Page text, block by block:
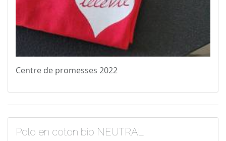
Centre de promesses 2022
Polo en coton bio NEUTRAL